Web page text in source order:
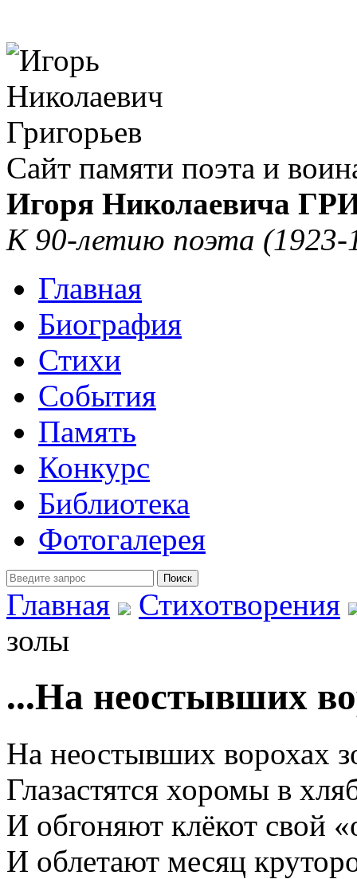
Сайт памяти поэта и
Игоря Николаевича
К 90-летию поэта (1923-
Главная
Биография
Стихи
События
Память
Конкурс
Библиотека
Фотогалерея
Главная
Стихотворения
золы
...На неостывших
На неостывших ворохах
Глазастятся хоромы в
И обгоняют клёкот свой
И облетают месяц